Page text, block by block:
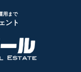
用まで
ント